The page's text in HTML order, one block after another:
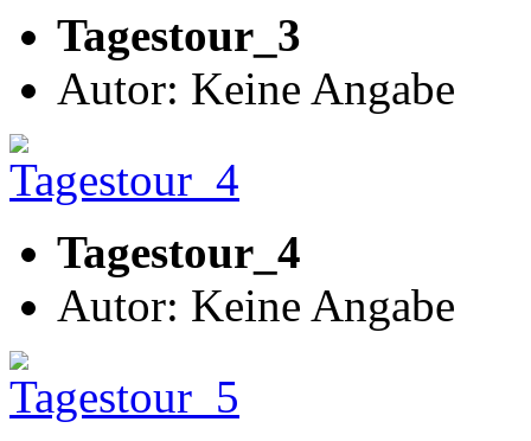
Tagestour_3
Autor: Keine Angabe
Tagestour_4
Autor: Keine Angabe